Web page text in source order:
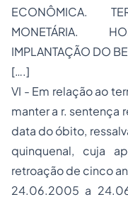
ECONÔMICA.
MONETÁRIA.
IMPLANTAÇÃO DO
[….]
VI - Em relação ao
manter a r. sentença
data do óbito,
quinquenal, cuja
retroação de cinco
24.06.2005 a